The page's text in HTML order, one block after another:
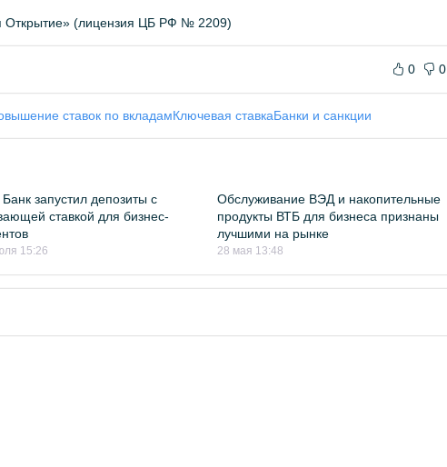
Открытие» (лицензия ЦБ РФ № 2209)
0 0
ставок по вкладамКлючевая ставкаБанки и санкции
запустил депозиты с
ставкой для бизнес-
15:26
Обслуживание ВЭД и накопительные
продукты ВТБ для бизнеса признаны
лучшими на рынке
28 мая 13:48